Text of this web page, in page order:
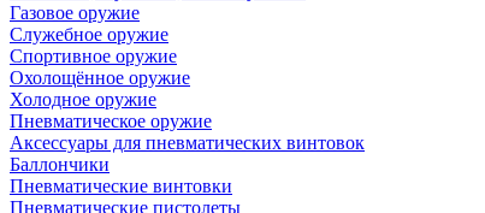
Газовое оружие
Служебное оружие
Спортивное оружие
Охолощённое оружие
Холодное оружие
Пневматическое оружие
Аксессуары для пневматических винтовок
Баллончики
Пневматические винтовки
Пневматические пистолеты